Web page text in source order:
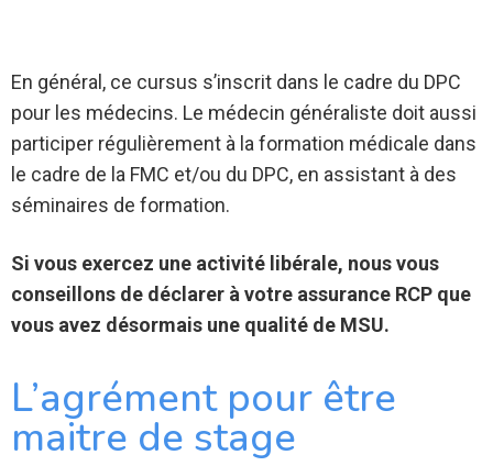
En général, ce cursus s’inscrit dans le cadre du DPC
pour les médecins. Le médecin généraliste doit aussi
participer régulièrement à la formation médicale dans
le cadre de la FMC et/ou du DPC, en assistant à des
séminaires de formation.
Si vous exercez une activité libérale, nous vous
conseillons de déclarer à votre assurance RCP que
vous avez désormais une qualité de MSU.
L’agrément pour être
maitre de stage